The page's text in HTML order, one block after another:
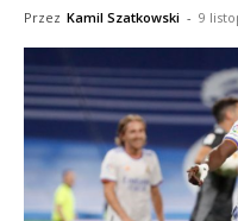
Przez Kamil Szatkowski - 9